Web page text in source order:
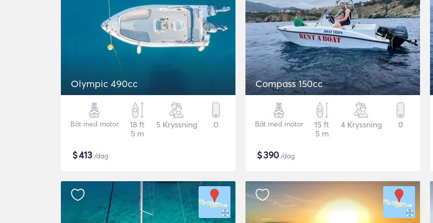
Olympic 490cc
Båt med motor
18 ft
5 m
5 Kryssning 0
$413 /dag
Compass 150cc
Båt med motor
15 ft
5 m
4 Kryssning 0
$390 /dag